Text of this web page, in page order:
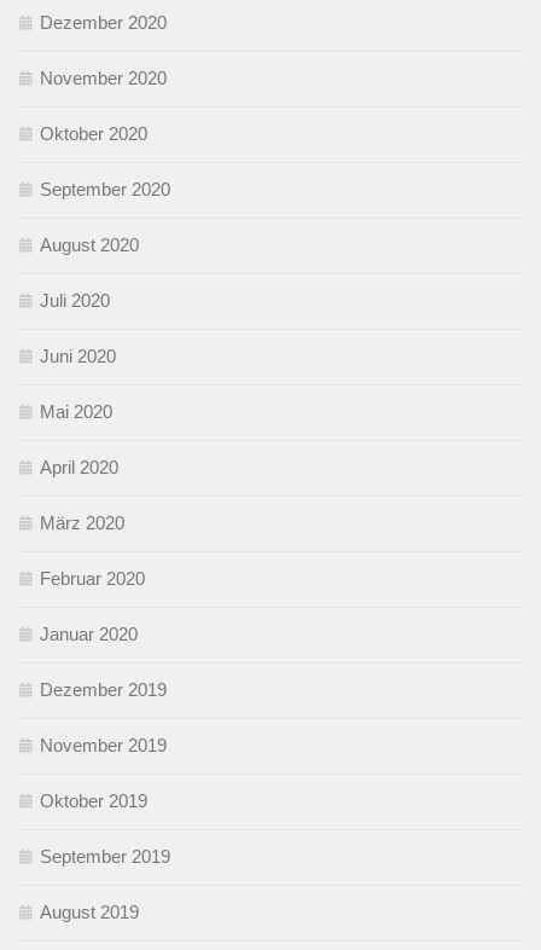
Dezember 2020
November 2020
Oktober 2020
September 2020
August 2020
Juli 2020
Juni 2020
Mai 2020
April 2020
März 2020
Februar 2020
Januar 2020
Dezember 2019
November 2019
Oktober 2019
September 2019
August 2019